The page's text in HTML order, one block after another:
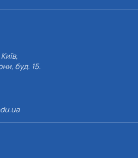
буд. 15.